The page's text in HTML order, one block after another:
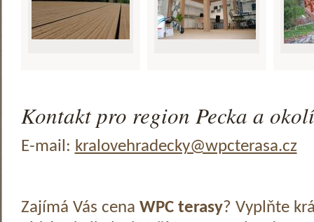
Kontakt pro region Pecka a
E-mail: kralovehradecky@wpcterasa.cz
Zajímá Vás cena WPC terasy? Vyplňte